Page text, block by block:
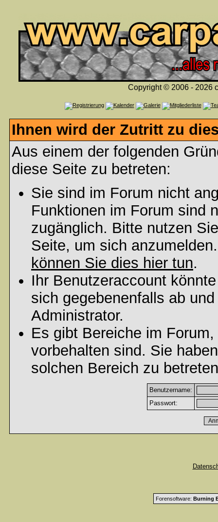
Copyright © 2006 - 2026
Ihnen wird der Zutritt zu
Aus einem der folgenden
diese Seite zu betreten:
Sie sind im Forum nicht
Funktionen im Forum sind
zugänglich. Bitte nutzen
Seite, um sich
können Sie dies hier tun.
Ihr Benutzeraccount
sich gegebenenfalls ab
Administrator.
Es gibt Bereiche im
vorbehalten sind. Sie
solchen Bereich zu
Benutzername:
Passwort:
Forensoftware: Burning